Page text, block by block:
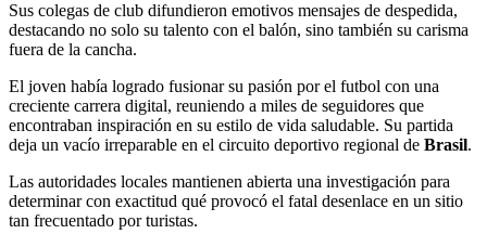
Sus colegas de club difundieron emotivos mensajes de despedida,
destacando no solo su talento con el balón, sino también su carisma
fuera de la cancha.
El joven había logrado fusionar su pasión por el futbol con una
creciente carrera digital, reuniendo a miles de seguidores que
encontraban inspiración en su estilo de vida saludable. Su partida
deja un vacío irreparable en el circuito deportivo regional de Brasil.
Las autoridades locales mantienen abierta una investigación para
determinar con exactitud qué provocó el fatal desenlace en un sitio
tan frecuentado por turistas.